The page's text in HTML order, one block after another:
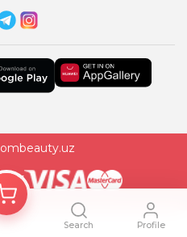
Search Profile